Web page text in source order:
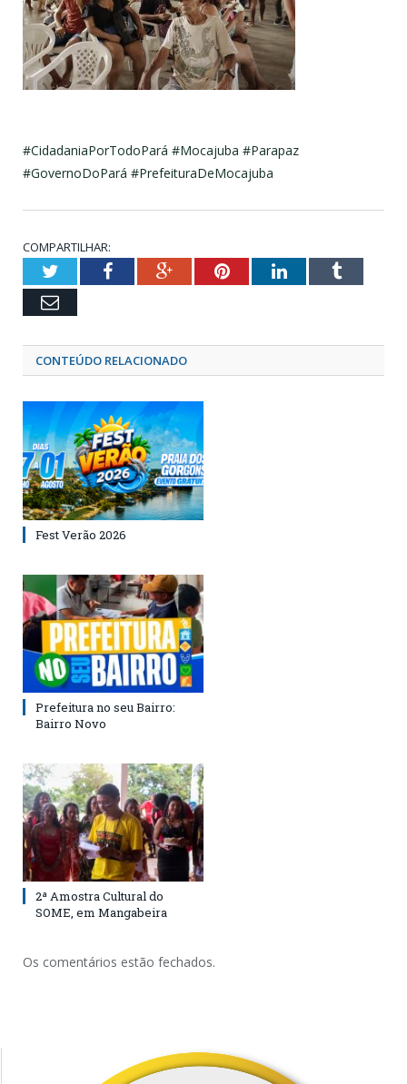
#CidadaniaPorTodoPará #Mocajuba #Parapaz
#GovernoDoPará #PrefeituraDeMocajuba
COMPARTILHAR:
TwitterFacebookGoogle+PinterestLinkedInTumblr
Email
CONTEÚDO RELACIONADO
Fest Verão 2026
Prefeitura no seu Bairro:
Bairro Novo
2ª Amostra Cultural do
SOME, em Mangabeira
Os comentários estão fechados.